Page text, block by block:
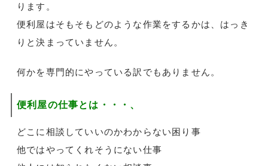
ります。
便利屋はそもそもどのような作業をするかは、はっき
りと決まっていません。
何かを専門的にやっている訳でもありません。
便利屋の仕事とは・・・ 、
どこに相談していいのかわからない困り事
他ではやってくれそうにない仕事